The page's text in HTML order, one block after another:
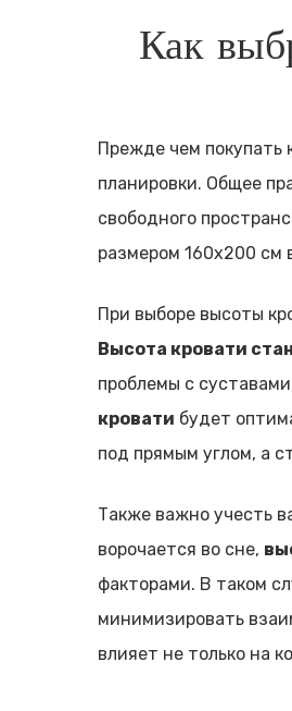
Как
Прежде чем покупать
планировки. Общее
свободного
размером 160х200 см
При выборе высоты
Высота кровати
проблемы с
кровати будет
под прямым углом, а
Также важно учесть
ворочается во сне,
факторами. В таком
минимизировать
влияет не только на